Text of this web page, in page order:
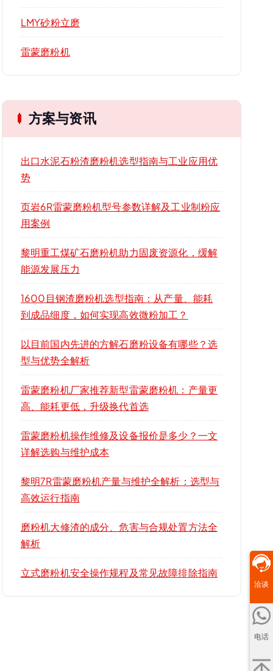
LMY砂粉立磨
雷蒙磨粉机
方案与资讯
出口水泥石粉渣磨粉机选型指南与工业应用优
势
页岩6R雷蒙磨粉机型号参数详解及工业制粉应
用案例
黎明重工煤矿石磨粉机助力固废资源化，缓解
能源发展压力
1600目钢渣磨粉机选型指南：从产量、能耗
到成品细度，如何实现高效微粉加工？
以目前国内先进的方解石磨粉设备有哪些？选
型与优势全解析
雷蒙磨粉机厂家推荐新型雷蒙磨粉机：产量更
高、能耗更低，升级换代首选
雷蒙磨粉机操作维修及设备报价是多少？一文
详解选购与维护成本
黎明7R雷蒙磨粉机产量与维护全解析：选型与
高效运行指南
磨粉机大修渣的成分、危害与合规处置方法全
解析
立式磨粉机安全操作规程及常见故障排除指南
洽谈
电话